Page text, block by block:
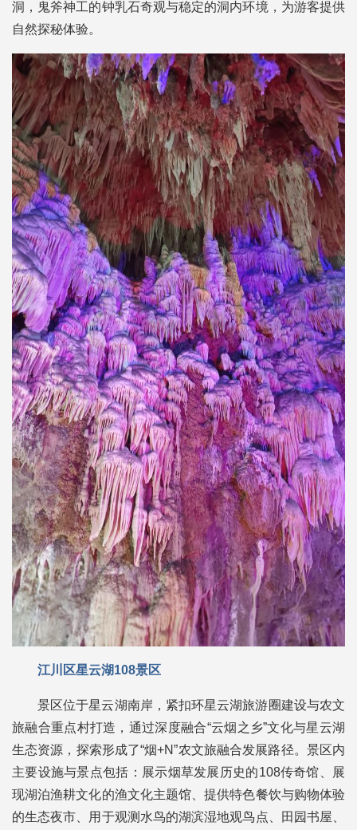
洞，鬼斧神工的钟乳石奇观与稳定的洞内环境，为游客提供
自然探秘体验。
江川区星云湖108景区
景区位于星云湖南岸，紧扣环星云湖旅游圈建设与农文
旅融合重点村打造，通过深度融合“云烟之乡”文化与星云湖
生态资源，探索形成了“烟+N”农文旅融合发展路径。景区内
主要设施与景点包括：展示烟草发展历史的108传奇馆、展
现湖泊渔耕文化的渔文化主题馆、提供特色餐饮与购物体验
的生态夜市、用于观测水鸟的湖滨湿地观鸟点、田园书屋、